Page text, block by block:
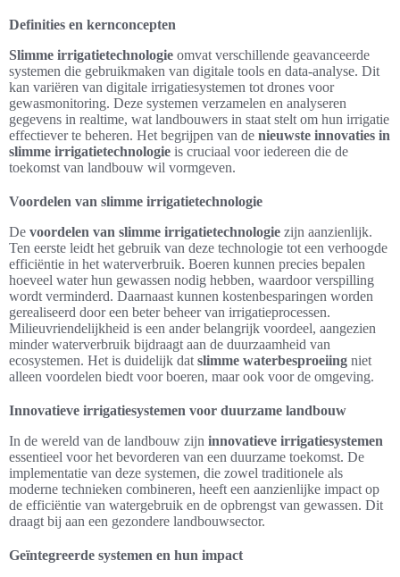
Definities en kernconcepten
Slimme irrigatietechnologie omvat verschillende geavanceerde
systemen die gebruikmaken van digitale tools en data-analyse. Dit
kan variëren van digitale irrigatiesystemen tot drones voor
gewasmonitoring. Deze systemen verzamelen en analyseren
gegevens in realtime, wat landbouwers in staat stelt om hun irrigatie
effectiever te beheren. Het begrijpen van de nieuwste innovaties in
slimme irrigatietechnologie is cruciaal voor iedereen die de
toekomst van landbouw wil vormgeven.
Voordelen van slimme irrigatietechnologie
De voordelen van slimme irrigatietechnologie zijn aanzienlijk.
Ten eerste leidt het gebruik van deze technologie tot een verhoogde
efficiëntie in het waterverbruik. Boeren kunnen precies bepalen
hoeveel water hun gewassen nodig hebben, waardoor verspilling
wordt verminderd. Daarnaast kunnen kostenbesparingen worden
gerealiseerd door een beter beheer van irrigatieprocessen.
Milieuvriendelijkheid is een ander belangrijk voordeel, aangezien
minder waterverbruik bijdraagt aan de duurzaamheid van
ecosystemen. Het is duidelijk dat slimme waterbesproeiing niet
alleen voordelen biedt voor boeren, maar ook voor de omgeving.
Innovatieve irrigatiesystemen voor duurzame landbouw
In de wereld van de landbouw zijn innovatieve irrigatiesystemen
essentieel voor het bevorderen van een duurzame toekomst. De
implementatie van deze systemen, die zowel traditionele als
moderne technieken combineren, heeft een aanzienlijke impact op
de efficiëntie van watergebruik en de opbrengst van gewassen. Dit
draagt bij aan een gezondere landbouwsector.
Geïntegreerde systemen en hun impact